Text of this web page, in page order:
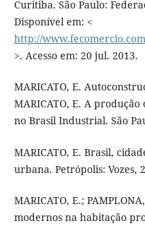
Curitiba. São Paulo:
Disponível em: <
http://
>. Acesso em: 20 jul. 2013.
MARICATO, E.
MARICATO, E. A
no Brasil Industrial. São
MARICATO, E. Brasil,
urbana. Petrópolis: Vozes,
MARICATO, E.;
modernos na habitação